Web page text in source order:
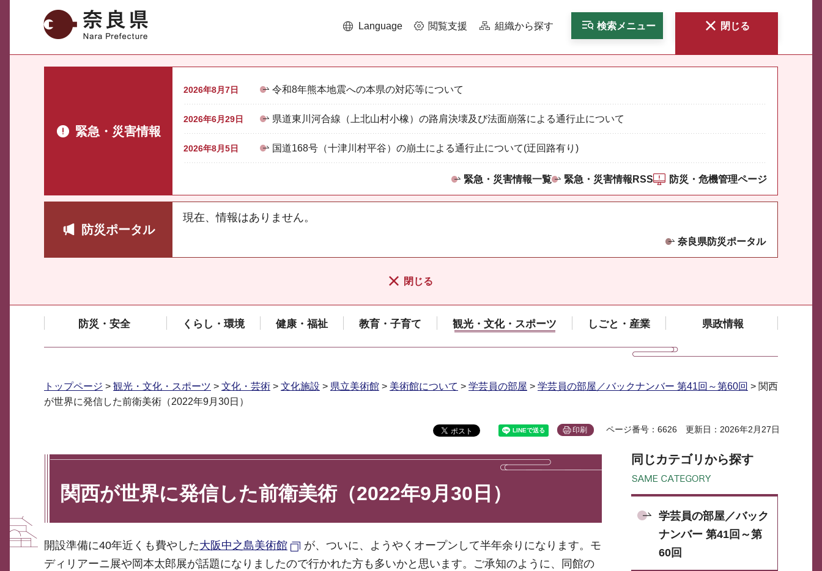
奈良県 Language 閲覧支援 組織から探す 検索メニュー 閉じる
緊急・災害情報
2026年8月7日 令和8年熊本地震への本県の対応等について
2026年6月29日 県道東川河合線（上北山村小橡）の路肩決壊及び法面崩落による通行止について
2026年8月5日 国道168号（十津川村平谷）の崩土による通行止について(迂回路有り)
緊急・災害情報一覧 緊急・災害情報RSS 防災・危機管理ページ
防災ポータル
現在、情報はありません。
奈良県防災ポータル
閉じる
防災・安全 くらし・環境 健康・福祉 教育・子育て 観光・文化・スポーツ しごと・産業 県政情報
トップページ > 観光・文化・スポーツ > 文化・芸術 > 文化施設 > 県立美術館 > 美術館について > 学芸員の部屋 > 学芸員の部屋／バックナンバー 第41回～第60回 > 関西
が世界に発信した前衛美術（2022年9月30日）
印刷 ページ番号：6626 更新日：2026年2月27日
関西が世界に発信した前衛美術（2022年9月30日）
開設準備に40年近くも費やした大阪中之島美術館
が、ついに、ようやくオープンして半年余りになります。モ
ディリアーニ展や岡本太郎展が話題になりましたので行かれた方も多いかと思います。ご承知のように、同館の
同じカテゴリから探す
学芸員の部屋／バック
ナンバー 第41回～第
60回